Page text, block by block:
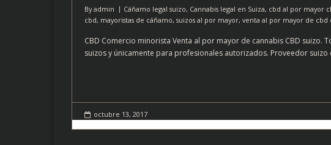
Byadmin Cáñamo legal suizo, Cannabis legal en Suiza, cbd al por mayor
cbd, mayoristas de cáñamo, suizos al por mayor, venta al por mayor de cbd
CBD Comercio minorista Venta al por mayor de cannabis CBD
suizos y únicamente para profesionales autorizados. Proveedor
octubre 13, 2017